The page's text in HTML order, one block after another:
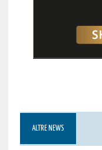
ALTRE NEWS